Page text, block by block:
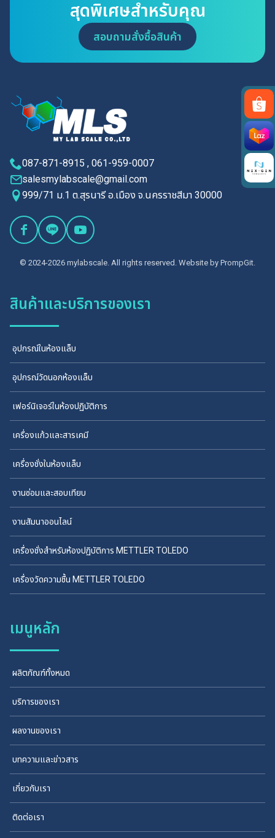
Search
สุดพิเศษสำหรับคุณ
สอบถามสั่งซื้อสินค้า
087-871-8915 , 061-959-0007
salesmylabscale@gmail.com
999/71 ม.1 ต.สุรนารี อ.เมือง จ.นครราชสีมา 30000
© 2024-2026 mylabscale. All rights reserved. Website by PrompGit.
สินค้าและบริการของเรา
อุปกรณ์ในห้องแล็บ
อุปกรณ์วัดนอกห้องแล็บ
เฟอร์นิเจอร์ในห้องปฏิบัติการ
เครื่องแก้วและสารเคมี
เครื่องชั่งในห้องแล็บ
งานซ่อมและสอบเทียบ
งานสัมนาออนไลน์
เครื่องชั่งสำหรับห้องปฏิบัติการ METTLER TOLEDO
เครื่องวัดความชื้น METTLER TOLEDO
เมนูหลัก
ผลิตภัณฑ์ทั้งหมด
บริการของเรา
ผลงานของเรา
บทความและข่าวสาร
เกี่ยวกับเรา
ติดต่อเรา